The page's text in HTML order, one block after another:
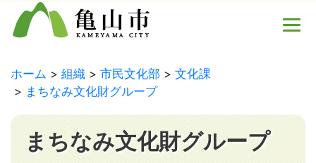
ホーム 組織 市民文化部
文化課
まちなみ文化財グループ
まちなみ文化財グループ